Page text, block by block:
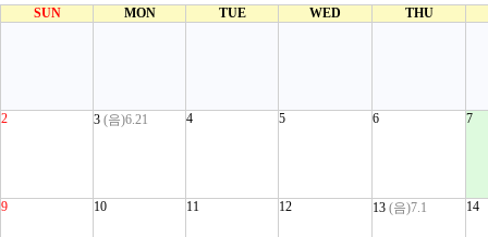
SUN MON TUE WED THU
2 3 (음)6.21 4 5 6 7
9 10 11 12 13 (음)7.1 14